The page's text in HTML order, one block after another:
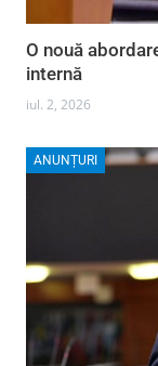
O nouă
internă
iul. 2, 2026
ANUNȚURI